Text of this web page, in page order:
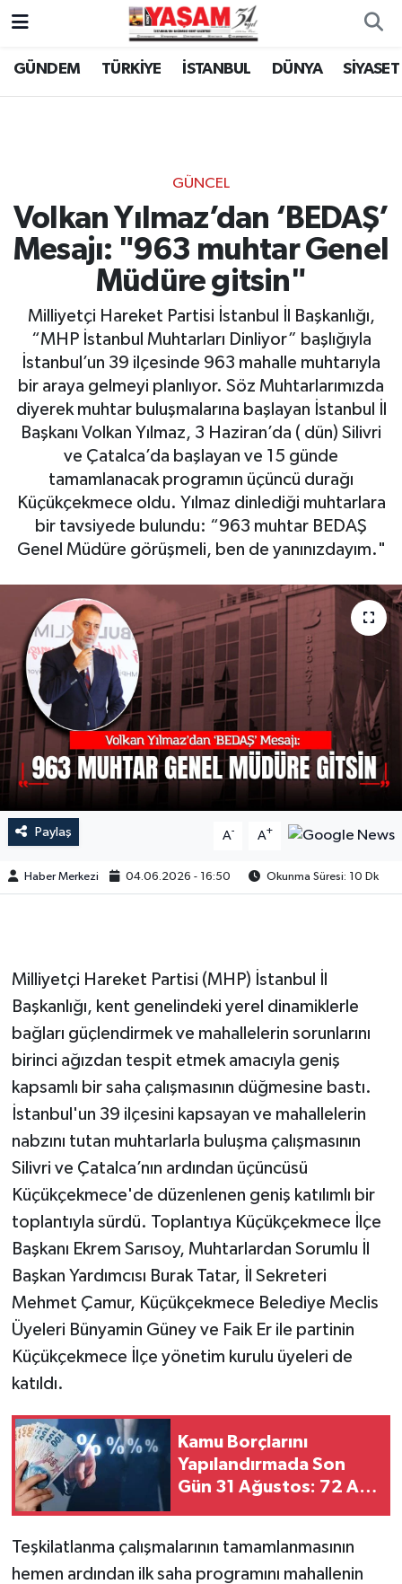
GÜNDEM TÜRKİYE İSTANBUL DÜNYA SİYASET
GÜNCEL
Volkan Yılmaz’dan ‘BEDAŞ’
Mesajı: "963 muhtar Genel
Müdüre gitsin"
Milliyetçi Hareket Partisi İstanbul İl Başkanlığı,
“MHP İstanbul Muhtarları Dinliyor” başlığıyla
İstanbul’un 39 ilçesinde 963 mahalle muhtarıyla
bir araya gelmeyi planlıyor. Söz Muhtarlarımızda
diyerek muhtar buluşmalarına başlayan İstanbul İl
Başkanı Volkan Yılmaz, 3 Haziran’da ( dün) Silivri
ve Çatalca’da başlayan ve 15 günde
tamamlanacak programın üçüncü durağı
Küçükçekmece oldu. Yılmaz dinlediği muhtarlara
bir tavsiyede bulundu: “963 muhtar BEDAŞ
Genel Müdüre görüşmeli, ben de yanınızdayım."
Paylaş A- A+
Haber Merkezi 04.06.2026 - 16:50 Okunma Süresi: 10 Dk
Milliyetçi Hareket Partisi (MHP) İstanbul İl
Başkanlığı, kent genelindeki yerel dinamiklerle
bağları güçlendirmek ve mahallelerin sorunlarını
birinci ağızdan tespit etmek amacıyla geniş
kapsamlı bir saha çalışmasının düğmesine bastı.
İstanbul'un 39 ilçesini kapsayan ve mahallelerin
nabzını tutan muhtarlarla buluşma çalışmasının
Silivri ve Çatalca’nın ardından üçüncüsü
Küçükçekmece'de düzenlenen geniş katılımlı bir
toplantıyla sürdü. Toplantıya Küçükçekmece İlçe
Başkanı Ekrem Sarısoy, Muhtarlardan Sorumlu İl
Başkan Yardımcısı Burak Tatar, İl Sekreteri
Mehmet Çamur, Küçükçekmece Belediye Meclis
Üyeleri Bünyamin Güney ve Faik Er ile partinin
Küçükçekmece İlçe yönetim kurulu üyeleri de
katıldı.
Kamu Borçlarını
Yapılandırmada Son
Gün 31 Ağustos: 72 Ay
Teşkilatlanma çalışmalarının tamamlanmasının
hemen ardından ilk saha programını mahallenin